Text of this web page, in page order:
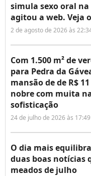
simula sexo oral
agitou a web. Veja
2 de agosto de 2026 às
Com 1.500 m² de
para Pedra da
mansão de de R$
nobre com muita
sofisticação
24 de julho de 2026 às 17:49
O dia mais
duas boas notícias
meados de julho